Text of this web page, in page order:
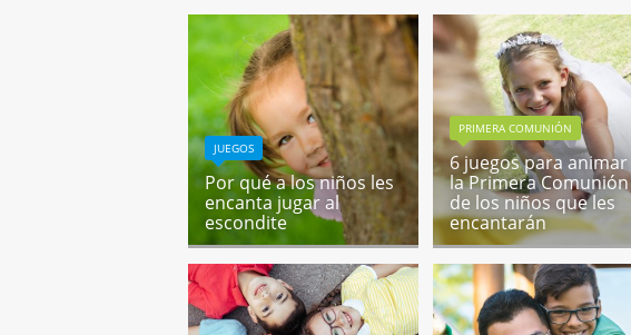
JUEGOS
Por qué a los niños les
encanta jugar al
escondite
PRIMERA COMUNIÓN
6 juegos para animar
la Primera Comunión
de los niños que les
encantarán